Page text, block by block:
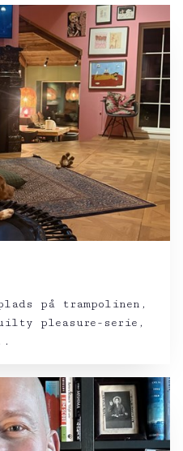
på trampolinen,
pleasure-serie,